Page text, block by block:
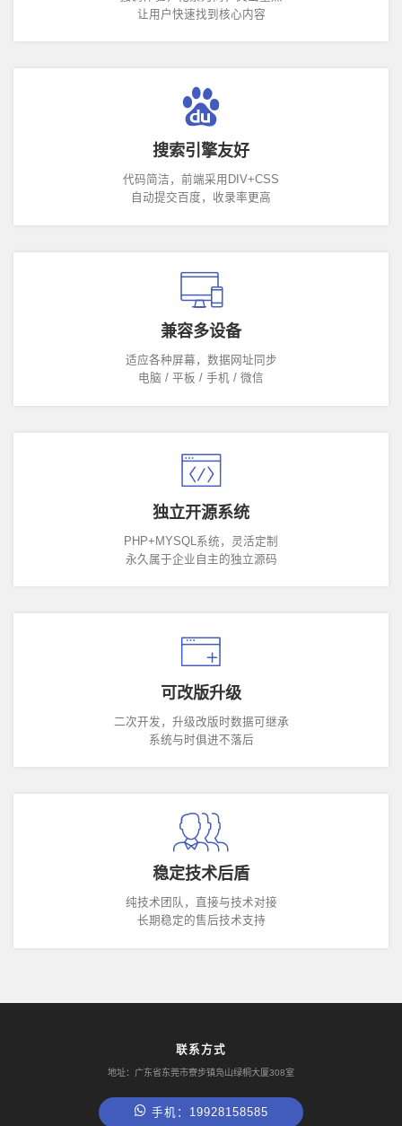
让用户快速找到核心内容
搜索引擎友好
代码简洁，前端采用DIV+CSS
自动提交百度，收录率更高
兼容多设备
适应各种屏幕，数据网址同步
电脑 / 平板 / 手机 / 微信
独立开源系统
PHP+MYSQL系统，灵活定制
永久属于企业自主的独立源码
可改版升级
二次开发，升级改版时数据可继承
系统与时俱进不落后
稳定技术后盾
纯技术团队，直接与技术对接
长期稳定的售后技术支持
联系方式
地址：广东省东莞市寮步镇凫山绿桐大厦308室
手机：19928158585